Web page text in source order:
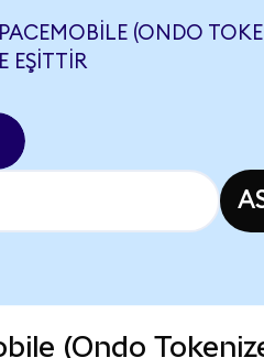
(ONDO
EŞITTIR
(Ondo